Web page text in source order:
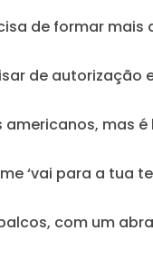
de formar
de autorização
americanos, mas
‘vai para a tua
com um